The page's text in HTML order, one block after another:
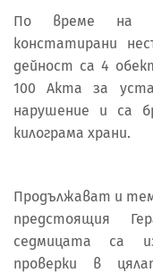
По време на
констатирани
дейност са 4
100 Акта за
нарушение и са
килограма храни.
Продължават и
предстоящия
седмицата са
проверки в